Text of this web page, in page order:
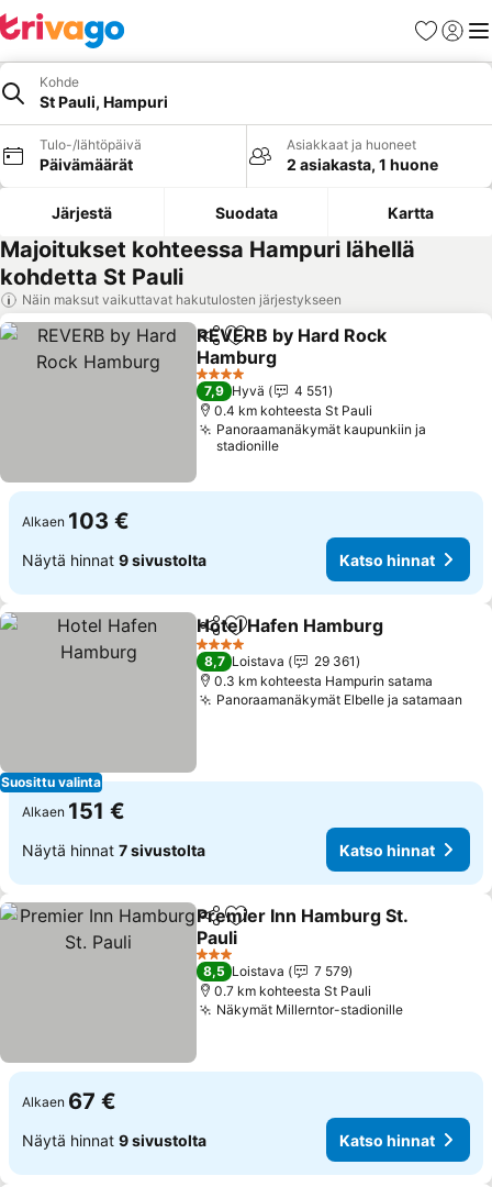
Suosikit
Kohde
St Pauli, Hampuri
Tulo-/lähtöpäivä
Päivämäärät
Asiakkaat ja huoneet
2 asiakasta, 1 huone
Järjestä Suodata Kartta
Majoitukset kohteessa Hampuri lähellä
kohdetta St Pauli
Näin maksut vaikuttavat hakutulosten järjestykseen
Jaa Lisää suosikkeihin
REVERB by Hard Rock
Hamburg
Katso hinnat
4 Tähtiluokitus
7,9 Hyvä
4 551
0.4 km kohteesta St Pauli
Panoraamanäkymät kaupunkiin ja
stadionille
Alkaen 103 €
Näytä hinnat 9 sivustolta Katso hinnat
Suosittu valinta
Jaa Lisää suosikkeihin
Hotel Hafen Hamburg
4 Tähtiluokitus
8,7 Loistava
29 361
0.3 km kohteesta Hampurin satama
Panoraamanäkymät Elbelle ja satamaan
Alkaen 151 €
Näytä hinnat 7 sivustolta Katso hinnat
Jaa Lisää suosikkeihin
Premier Inn Hamburg St.
Pauli
Katso hinnat
3 Tähtiluokitus
8,5 Loistava
7 579
0.7 km kohteesta St Pauli
Näkymät Millerntor-stadionilleKatso
Alkaen 67 €
Näytä hinnat 9 sivustolta Katso hinnat